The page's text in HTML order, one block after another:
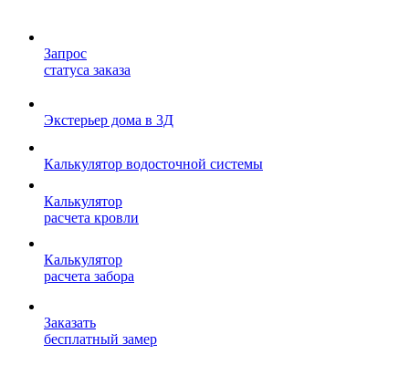
Запрос
статуса заказа
Экстерьер дома в 3Д
Калькулятор водосточной системы
Калькулятор
расчета кровли
Калькулятор
расчета забора
Заказать
бесплатный замер